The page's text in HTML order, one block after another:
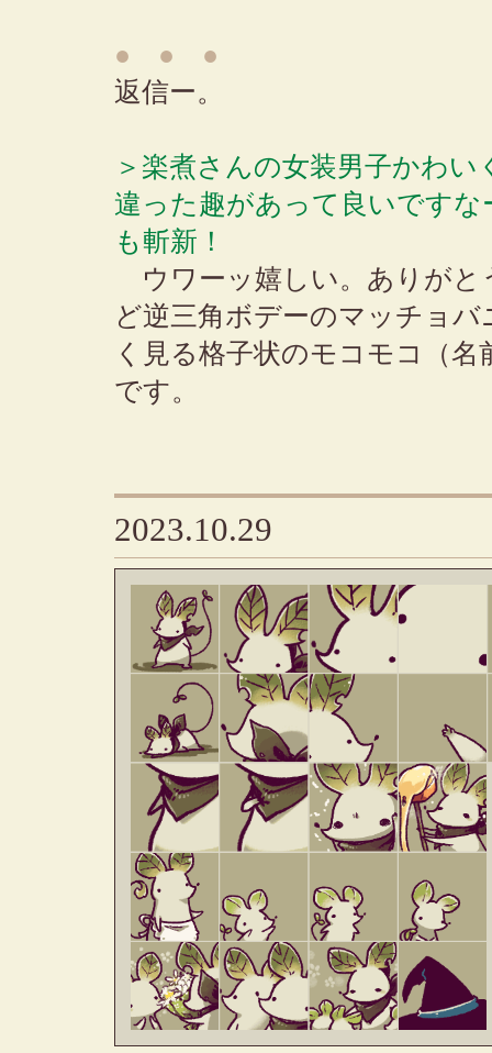
● ● ●
返信ー。
＞楽煮さんの女装男子かわ
違った趣があって良いです
も斬新！
ウワーッ嬉しい。ありがと
ど逆三角ボデーのマッチョ
く見る格子状のモコモコ（
です。
2023.10.29